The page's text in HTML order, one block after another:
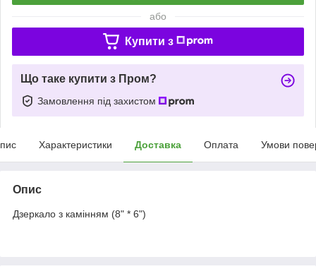
або
Купити з
Що таке купити з Пром?
Замовлення під захистом
Характеристики Доставка Оплата Умови
Опис
Дзеркало з камінням (8" * 6")